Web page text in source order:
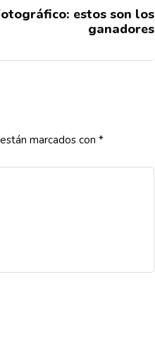
estos son los
ganadores
marcados con *